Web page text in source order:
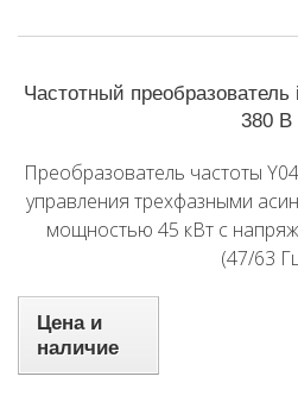
Частотный преобразователь
380 В
Преобразователь частоты
управления трехфазными
мощностью 45 кВт с
(47/63
Цена и
наличие